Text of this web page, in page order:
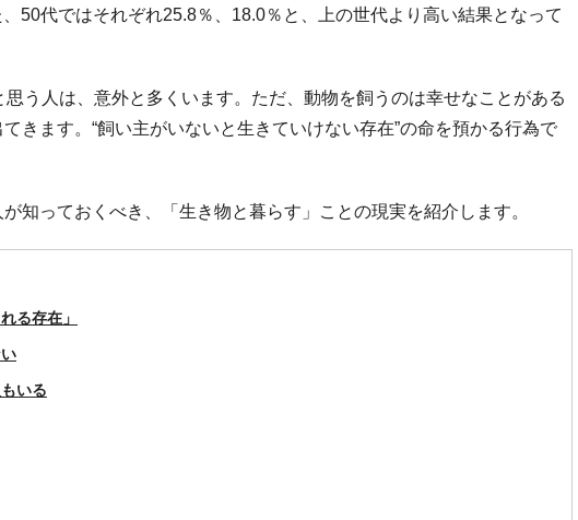
50代ではそれぞれ25.8％、18.0％と、上の世代より高い結果となって
う人は、意外と多くいます。ただ、動物を飼うのは幸せなことがある
きます。“飼い主がいないと生きていけない存在”の命を預かる行為で
知っておくべき、「生き物と暮らす」ことの現実を紹介します。
る存在」
いる